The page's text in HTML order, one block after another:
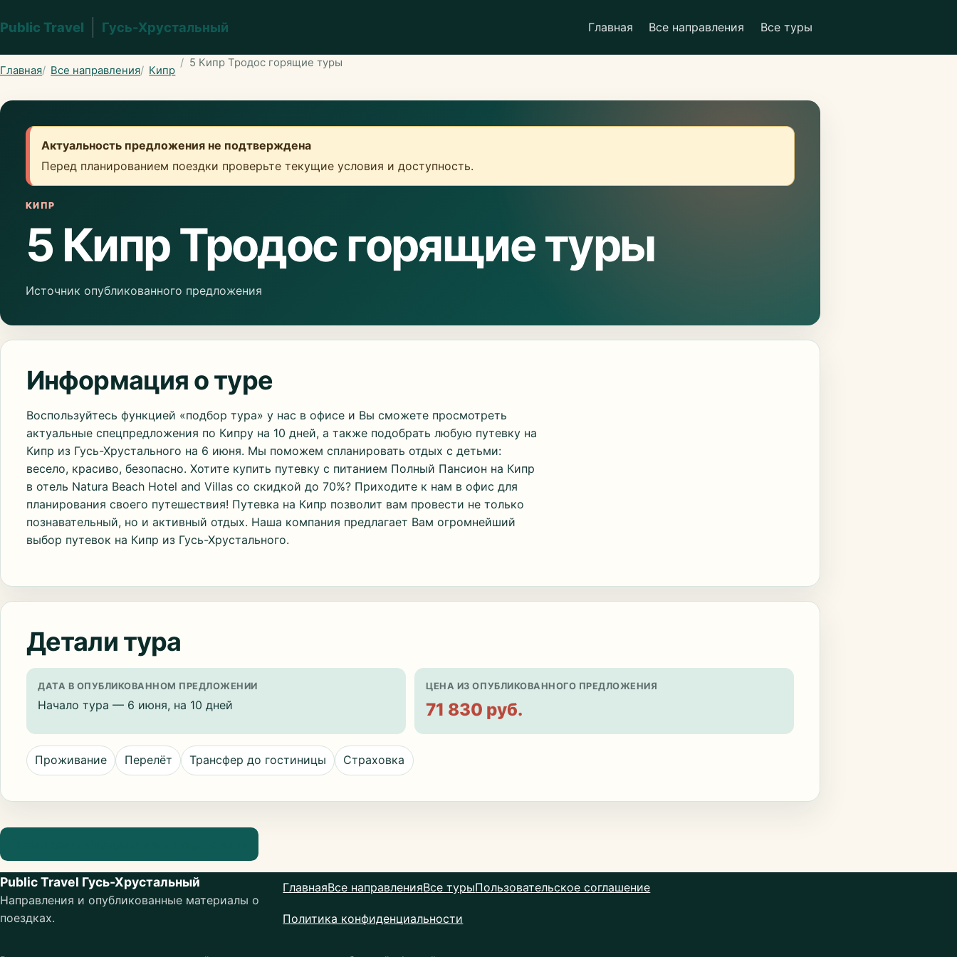
Public Travel Гусь-Хрустальный Главная Все направления Все туры
Главная Все направления Кипр
5 Кипр Тродос горящие туры
Актуальность предложения не подтверждена
Перед планированием поездки проверьте текущие условия и доступность.
КИПР
5 Кипр Тродос горящие туры
Источник опубликованного предложения
Информация о туре
Воспользуйтесь функцией «подбор тура» у нас в офисе и Вы сможете просмотреть
актуальные спецпредложения по Кипру на 10 дней, а также подобрать любую путевку на
Кипр из Гусь-Хрустального на 6 июня. Мы поможем спланировать отдых с детьми:
весело, красиво, безопасно. Хотите купить путевку с питанием Полный Пансион на Кипр
в отель Natura Beach Hotel and Villas со скидкой до 70%? Приходите к нам в офис для
планирования своего путешествия! Путевка на Кипр позволит вам провести не только
познавательный, но и активный отдых. Наша компания предлагает Вам огромнейший
выбор путевок на Кипр из Гусь-Хрустального.
Детали тура
ДАТА В ОПУБЛИКОВАННОМ ПРЕДЛОЖЕНИИ
Начало тура — 6 июня, на 10 дней
ЦЕНА ИЗ ОПУБЛИКОВАННОГО ПРЕДЛОЖЕНИЯ
71 830 руб.
Проживание Перелёт Трансфер до гостиницы Страховка
Public Travel Гусь-Хрустальный
Направления и опубликованные материалы о
поездках.
ГлавнаяВсе направленияВсе турыПользовательское соглашение
Политика конфиденциальности